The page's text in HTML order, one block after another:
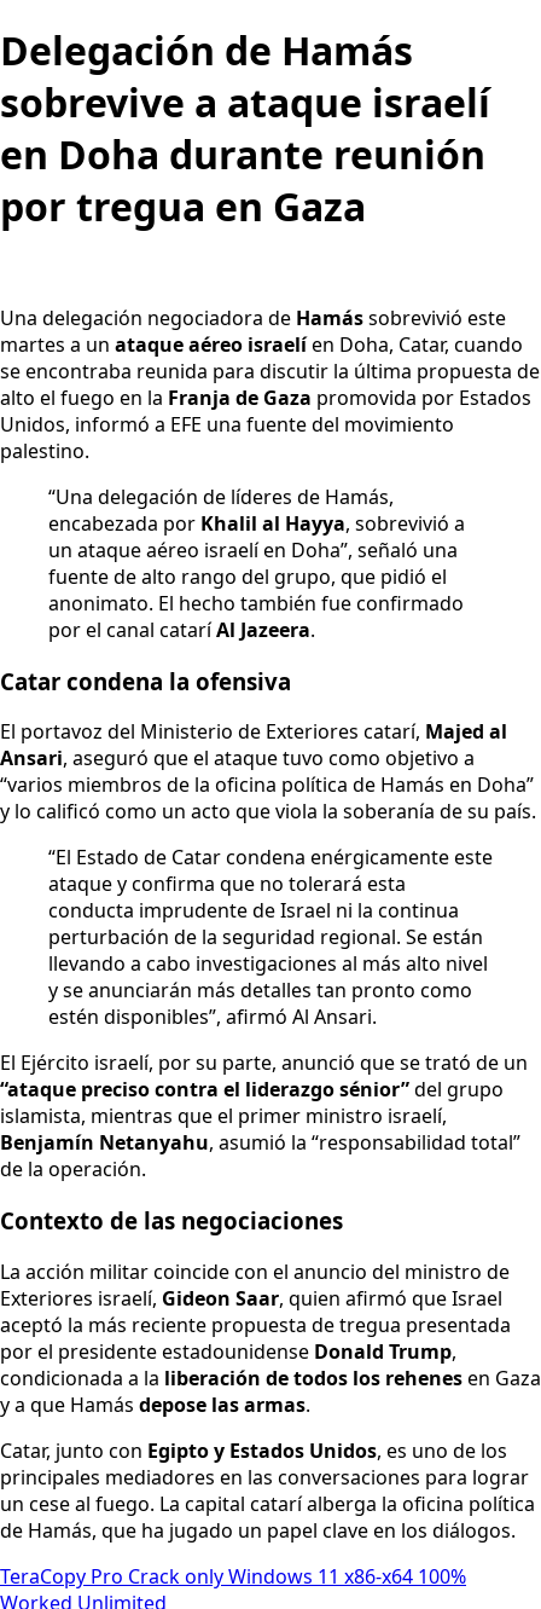
Delegación de Hamás
sobrevive a ataque israelí
en Doha durante reunión
por tregua en Gaza
Una delegación negociadora de Hamássobrevivió este
martes a un ataque aéreo israelíen Doha, Catar, cuando
se encontraba reunida para discutir la última propuesta de
alto el fuego en la Franja de Gaza promovida por Estados
Unidos, informó a EFE una fuente del movimiento
palestino.
“Una delegación de líderes de Hamás,
encabezada por Khalil al Hayya, sobrevivió a
un ataque aéreo israelí en Doha”, señaló una
fuente de alto rango del grupo, que pidió el
anonimato. El hecho también fue confirmado
por el canal cataríAl Jazeera.
Catar condena la ofensiva
El portavoz del Ministerio de Exteriores catarí, Majed al
Ansari, aseguró que el ataque tuvo como objetivo a
“varios miembros de la oficina política de Hamás en Doha”
y lo calificó como un acto que viola la soberanía de su país.
“El Estado de Catar condena enérgicamente este
ataque y confirma que no tolerará esta
conducta imprudente de Israel ni la continua
perturbación de la seguridad regional. Se están
llevando a cabo investigaciones al más alto nivel
y se anunciarán más detalles tan pronto como
estén disponibles”, afirmó Al Ansari.
El Ejército israelí, por su parte, anunció que se trató de un
“ataque preciso contra el liderazgo sénior”del grupo
islamista, mientras que el primer ministro israelí,
Benjamín Netanyahu, asumió la “responsabilidad total”
de la operación.
Contexto de las negociaciones
La acción militar coincide con el anuncio del ministro de
Exteriores israelí, Gideon Saar, quien afirmó que Israel
aceptó la más reciente propuesta de tregua presentada
por el presidente estadounidense Donald Trump,
condicionada a la liberación de todos los rehenesen Gaza
y a que Hamás depose las armas.
Catar, junto con Egipto y Estados Unidos, es uno de los
principales mediadores en las conversaciones para lograr
un cese al fuego. La capital catarí alberga la oficina política
de Hamás, que ha jugado un papel clave en los diálogos.
TeraCopy Pro Crack only Windows 11 x86-x64 100%
Worked Unlimited